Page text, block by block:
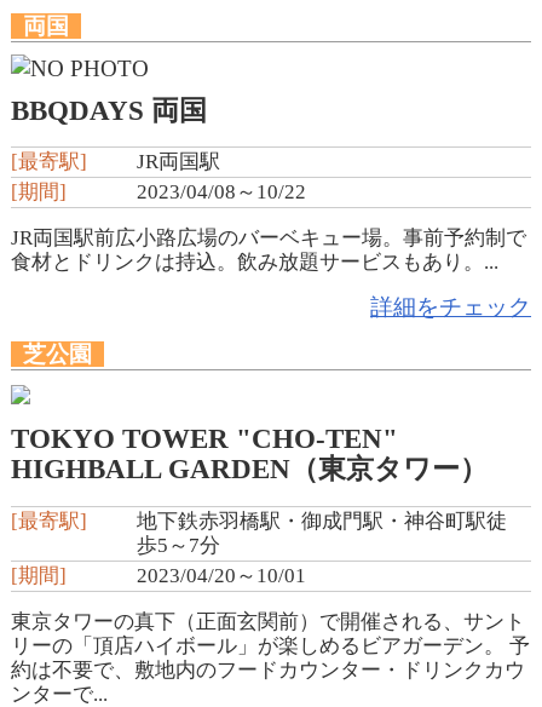
両国
BBQDAYS 両国
[最寄駅]
JR両国駅
[期間]
2023/04/08～10/22
JR両国駅前広小路広場のバーベキュー場。事前予約制で
食材とドリンクは持込。飲み放題サービスもあり。...
詳細をチェック
芝公園
TOKYO TOWER "CHO-TEN"
HIGHBALL GARDEN（東京タワー）
[最寄駅]
地下鉄赤羽橋駅・御成門駅・神谷町駅徒
歩5～7分
[期間]
2023/04/20～10/01
東京タワーの真下（正面玄関前）で開催される、サント
リーの「頂店ハイボール」が楽しめるビアガーデン。 予
約は不要で、敷地内のフードカウンター・ドリンクカウ
ンターで...